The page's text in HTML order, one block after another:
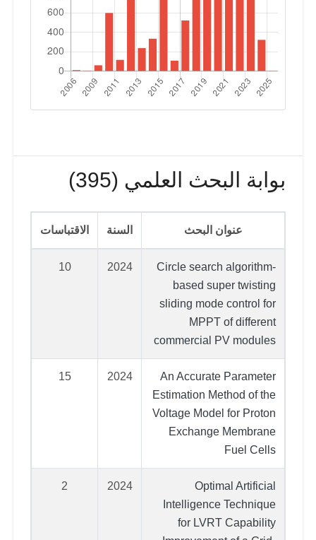
بوابة البحث العلمي (395)
عنوان البحث السنة الاقتباسات
Circle search algorithm-
based super twisting
sliding mode control for
MPPT of different
commercial PV modules
2024
10
An Accurate Parameter
Estimation Method of the
Voltage Model for Proton
Exchange Membrane
Fuel Cells
2024
15
Optimal Artificial
Intelligence Technique
for LVRT Capability
2024
2